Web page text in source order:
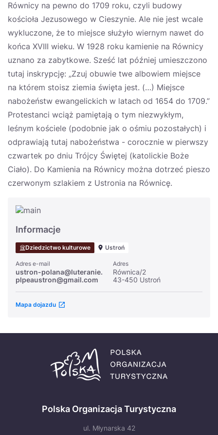
Równicy na pewno do 1709 roku, czyli budowy
kościoła Jezusowego w Cieszynie. Ale nie jest wcale
wykluczone, że to miejsce służyło wiernym nawet do
końca XVIII wieku. W 1928 roku kamienie na Równicy
uznano za zabytkowe. Sześć lat później umieszczono
tutaj inskrypcję: „Zzuj obuwie twe albowiem miejsce
na którem stoisz ziemia święta jest. (…) Miejsce
nabożeństw ewangelickich w latach od 1654 do 1709.”
Protestanci wciąż pamiętają o tym niezwykłym,
leśnym kościele (podobnie jak o ośmiu pozostałych) i
odprawiają tutaj nabożeństwa - corocznie w pierwszy
czwartek po dniu Trójcy Świętej (katolickie Boże
Ciało). Do Kamienia na Równicy można dotrzeć pieszo
czerwonym szlakiem z Ustronia na Równicę.
Informacje
Dziedzictwo kulturowe Ustroń
Adres e-mail
ustron-polana@luteranie.
plpeaustron@gmail.com
Adres
Równica/2
43-450 Ustroń
Mapa dojazdu
Polska Organizacja Turystyczna
ul. Młynarska 42